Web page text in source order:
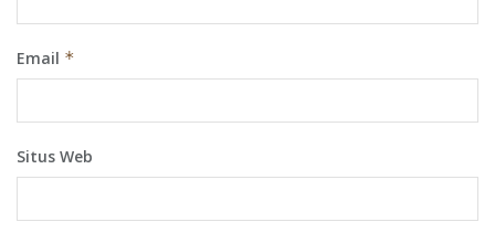
Email *
Situs Web